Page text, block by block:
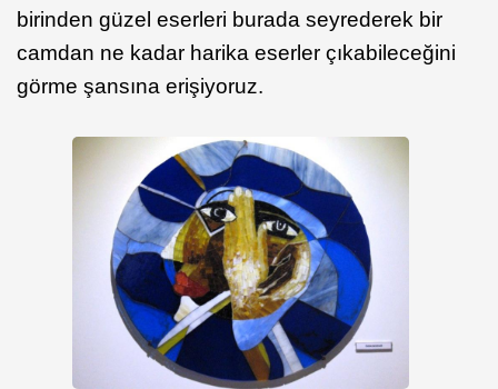
birinden güzel eserleri burada seyrederek bir
camdan ne kadar harika eserler çıkabileceğini
görme şansına erişiyoruz.